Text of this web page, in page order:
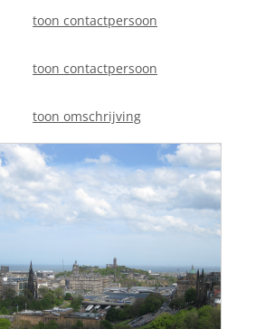
toon contactpersoon
toon contactpersoon
toon omschrijving